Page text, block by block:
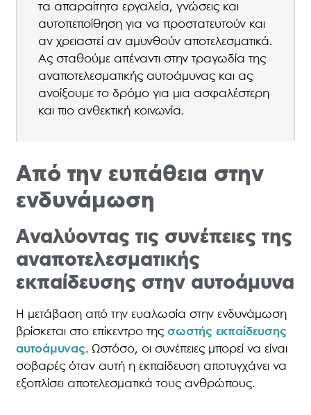
τα απαραίτητα εργαλεία, γνώσεις και
αυτοπεποίθηση για να προστατευτούν και
αν χρειαστεί αν αμυνθούν αποτελεσματικά.
Ας σταθούμε απέναντι στην τραγωδία της
αναποτελεσματικής αυτοάμυνας και ας
ανοίξουμε το δρόμο για μια ασφαλέστερη
και πιο ανθεκτική κοινωνία.
Από την ευπάθεια στην
ενδυνάμωση
Αναλύοντας τις συνέπειες της
αναποτελεσματικής
εκπαίδευσης στην αυτοάμυνα
Η μετάβαση από την ευαλωσία στην ενδυνάμωση
βρίσκεται στο επίκεντρο τηςσωστής εκπαίδευσης
αυτοάμυνας. Ωστόσο, οι συνέπειες μπορεί να είναι
σοβαρές όταν αυτή η εκπαίδευση αποτυγχάνει να
εξοπλίσει αποτελεσματικά τους ανθρώπους.